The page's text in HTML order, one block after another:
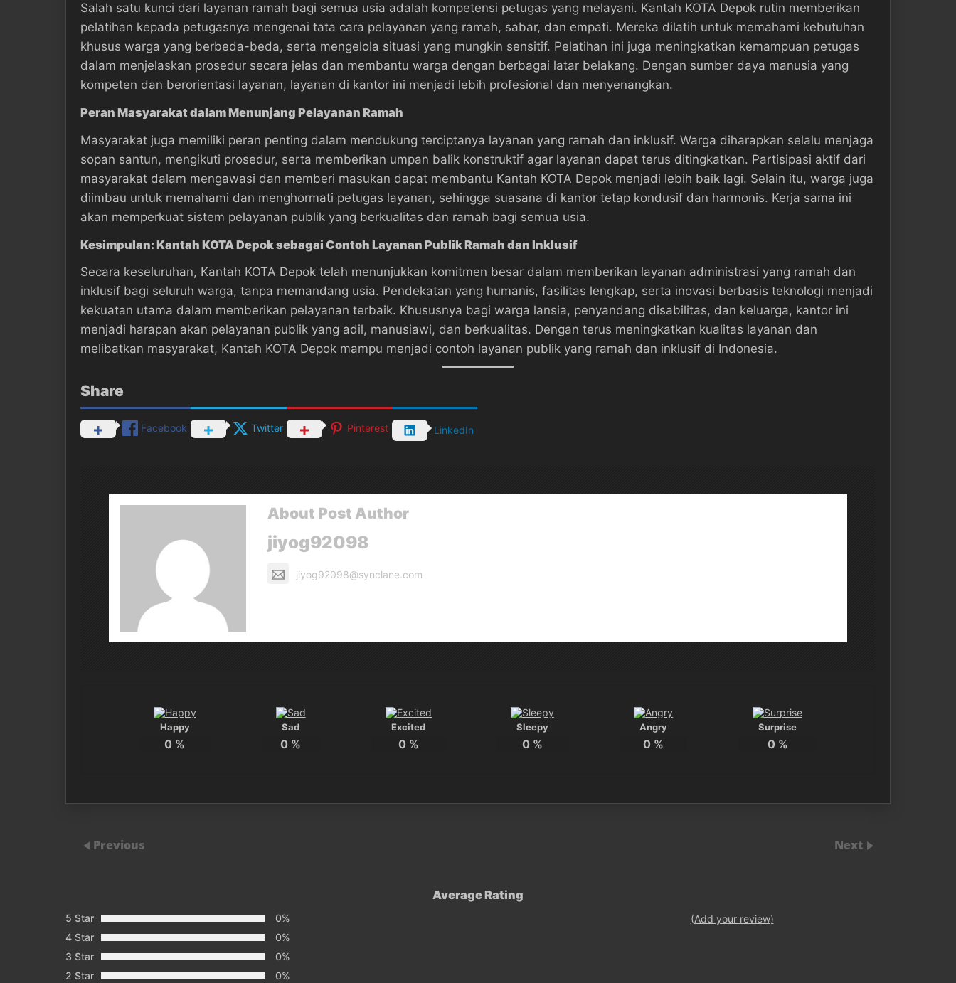
Salah satu kunci dari layanan ramah bagi semua usia adalah kompetensi petugas yang melayani. Kantah KOTA Depok rutin memberikan
pelatihan kepada petugasnya mengenai tata cara pelayanan yang ramah, sabar, dan empati. Mereka dilatih untuk memahami kebutuhan
khusus warga yang berbeda-beda, serta mengelola situasi yang mungkin sensitif. Pelatihan ini juga meningkatkan kemampuan petugas
dalam menjelaskan prosedur secara jelas dan membantu warga dengan berbagai latar belakang. Dengan sumber daya manusia yang
kompeten dan berorientasi layanan, layanan di kantor ini menjadi lebih profesional dan menyenangkan.
Peran Masyarakat dalam Menunjang Pelayanan Ramah
Masyarakat juga memiliki peran penting dalam mendukung terciptanya layanan yang ramah dan inklusif. Warga diharapkan selalu menjaga
sopan santun, mengikuti prosedur, serta memberikan umpan balik konstruktif agar layanan dapat terus ditingkatkan. Partisipasi aktif dari
masyarakat dalam mengawasi dan memberi masukan dapat membantu Kantah KOTA Depok menjadi lebih baik lagi. Selain itu, warga juga
diimbau untuk memahami dan menghormati petugas layanan, sehingga suasana di kantor tetap kondusif dan harmonis. Kerja sama ini
akan memperkuat sistem pelayanan publik yang berkualitas dan ramah bagi semua usia.
Kesimpulan: Kantah KOTA Depok sebagai Contoh Layanan Publik Ramah dan Inklusif
Secara keseluruhan, Kantah KOTA Depok telah menunjukkan komitmen besar dalam memberikan layanan administrasi yang ramah dan
inklusif bagi seluruh warga, tanpa memandang usia. Pendekatan yang humanis, fasilitas lengkap, serta inovasi berbasis teknologi menjadi
kekuatan utama dalam memberikan pelayanan terbaik. Khususnya bagi warga lansia, penyandang disabilitas, dan keluarga, kantor ini
menjadi harapan akan pelayanan publik yang adil, manusiawi, dan berkualitas. Dengan terus meningkatkan kualitas layanan dan
melibatkan masyarakat, Kantah KOTA Depok mampu menjadi contoh layanan publik yang ramah dan inklusif di Indonesia.
Share
Facebook Twitter Pinterest LinkedIn
About Post Author
jiyog92098
jiyog92098@synclane.com
Happy
0 %
Sad
0 %
Excited
0 %
Sleepy
0 %
Angry
0 %
Surprise
0 %
Previous Next
Average Rating
5 Star
0%
4 Star
0%
3 Star
0%
2 Star
0%
(Add your review)